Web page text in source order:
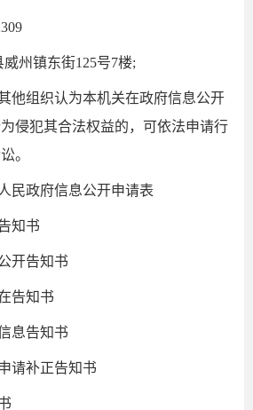
州镇东街125号7楼;
他组织认为本机关在政府信息公开
侵犯其合法权益的，可依法申请行
。
民政府信息公开申请表
知书
开告知书
告知书
息告知书
请补正告知书